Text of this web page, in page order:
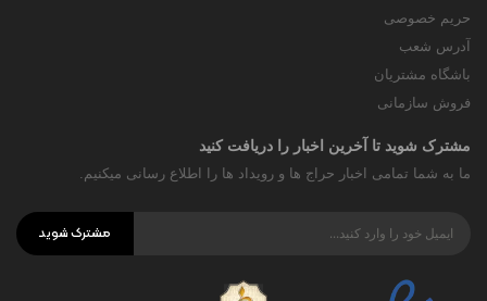
حریم خصوصی
آدرس شعب
باشگاه مشتریان
فروش سازمانی
مشترک شوید تا آخرین اخبار را دریافت کنید
ما به شما تمامی اخبار حراج ها و رویداد ها را اطلاع رسانی میکنیم.
مشترک شوید